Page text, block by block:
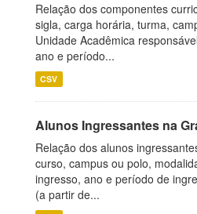
Relação dos componentes
sigla, carga horária, turma,
Unidade Acadêmica
ano e período...
CSV
Alunos Ingressantes na
Relação dos alunos
curso, campus ou polo,
ingresso, ano e período de
(a partir de...